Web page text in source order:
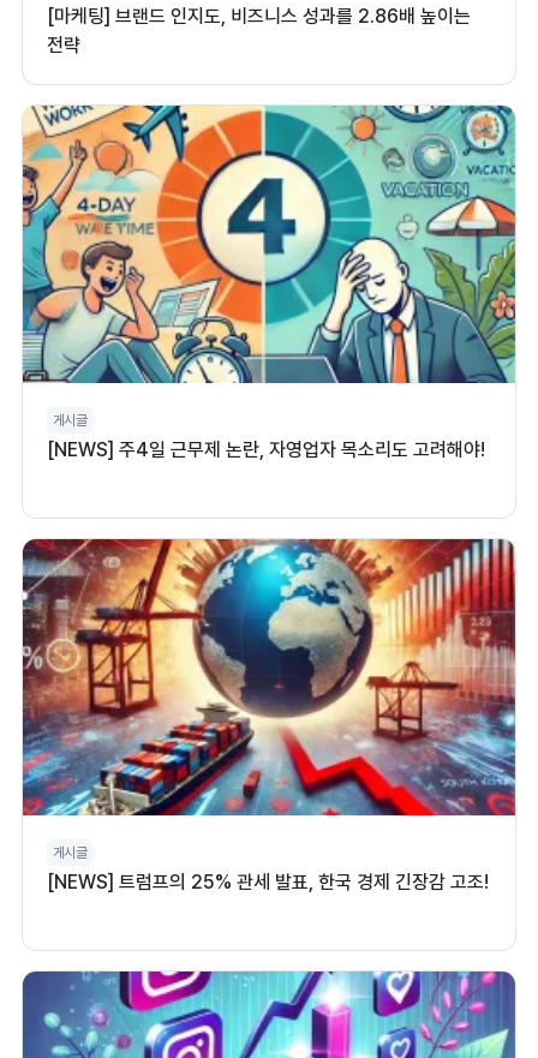
[마케팅] 브랜드 인지도, 비즈니스 성과를 2.86배 높이는
전략
게시글
[NEWS] 주4일 근무제 논란, 자영업자 목소리도 고려해야!
게시글
[NEWS] 트럼프의 25% 관세 발표, 한국 경제 긴장감 고조!